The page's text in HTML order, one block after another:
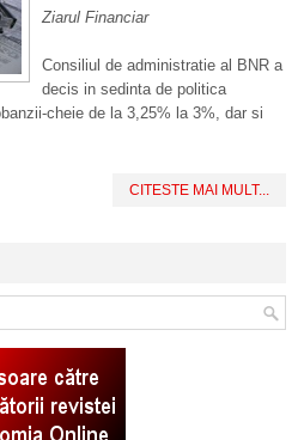
Ziarul Financiar
Consiliul de administratie al BNR a
decis in sedinta de politica
cheie de la 3,25% la 3%, dar si
CITESTE MAI MULT...